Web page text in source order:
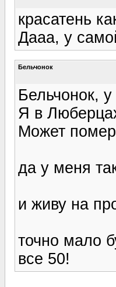
красатень
Дааа, у
Бельчонок
Бельчонок,
Я в
Может
да у меня
и живу на
точно мало
все 50!